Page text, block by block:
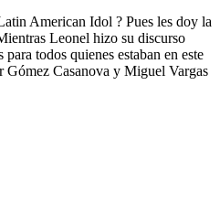
American Idol ? Pues les doy la
Leonel hizo su discurso
todos quienes estaban en este
Casanova y Miguel Vargas